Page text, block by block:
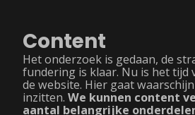
Content
Het onderzoek is gedaan, de
fundering is klaar. Nu is het tijd
de website. Hier gaat
inzitten. We kunnen content
aantal belangrijke